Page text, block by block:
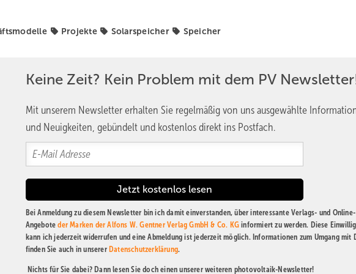
Projekte Solarspeicher Speicher
Keine Zeit? Kein Problem mit dem PV
Mit unserem Newsletter erhalten Sie regelmäßig von uns ausgewählte
und Neuigkeiten, gebündelt und kostenlos direkt ins Postfach.
Bei Anmeldung zu diesem Newsletter bin ich damit einverstanden, über interessante Verlags- und Online-
Angeboteder Marken der Alfons W. Gentner Verlag GmbH & Co. KG informiert zu werden. Diese
kann ich jederzeit widerrufen und eine Abmeldung ist jederzeit möglich. Informationen zum Umgang mit
finden Sie auch in unserer Datenschutzerklärung.
Nichts für Sie dabei? Dann lesen Sie doch einen unserer weiteren photovoltaik-Newsletter!